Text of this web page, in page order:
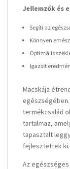
Jellemzők és
Segíti az
Könnyen
Optimális
Igazolt
Macskája
egészségében.
termékcsalád
tartalmaz,
tapasztalt
fejlesztettek ki.
Az